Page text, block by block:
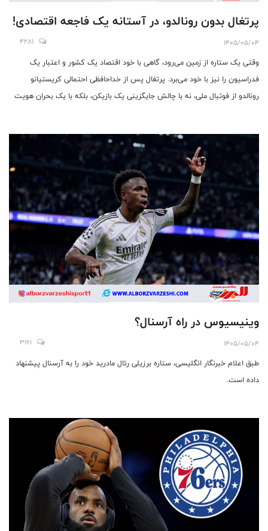
پرتغال بدون رونالدو، در آستانه یک فاجعه اقتصادی!
1405/05/04
4281
وقتی یک ستاره از زمین می‌رود، گاهی با خود اقتصاد یک کشور و اعتبار یک
فدراسیون را نیز با خود می‌برد. پرتغال پس از خداحافظی احتمالی کریستیانو
رونالدو از فوتبال ملی، نه با چالش جایگزینی یک بازیکن، بلکه با یک بحران هویت
وینیسیوس در راه آرسنال؟
1405/05/04
3161
طبق اعلام خبرنگار انگلیسی، ستاره برزیلی رئال مادرید خود را به آرسنال پیشنهاد
داده است.